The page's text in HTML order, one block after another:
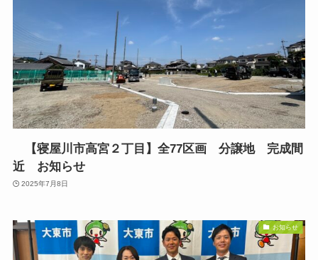
【寝屋川市高宮２丁目】全77区画 分譲地 完成間
近 お知らせ
2025年7月8日
お知らせ